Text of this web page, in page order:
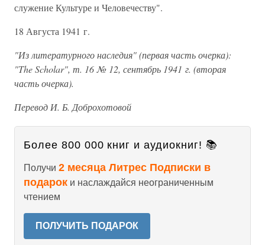
служение Культуре и Человечеству".
18 Августа 1941 г.
"Из литературного наследия" (первая часть очерка):
"The Scholar", т. 16 № 12, сентябрь 1941 г. (вторая
часть очерка).
Перевод И. Б. Доброхотовой
Более 800 000 книг и аудиокниг! 📚
Получи 2 месяца Литрес Подписки в
подарок и наслаждайся неограниченным
чтением
ПОЛУЧИТЬ ПОДАРОК